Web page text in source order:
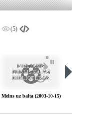
(5)
PIEEJAMS
PUBLISKAJĀS
BIBLIOTĒKĀS
Melns uz balta (2003-10-15)